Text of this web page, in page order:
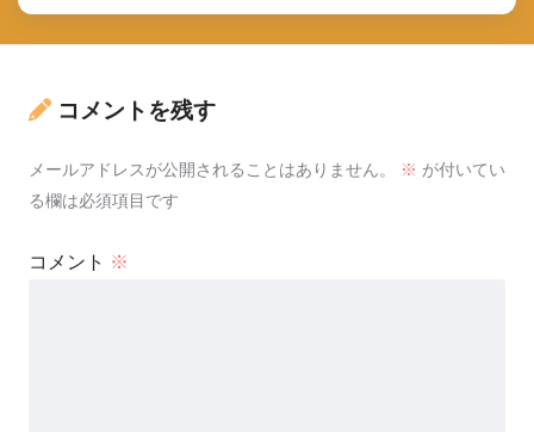
コメントを残す
メールアドレスが公開されることはありません。 ※ が付いてい
る欄は必須項目です
コメント ※